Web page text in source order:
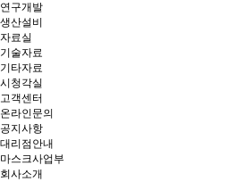
연구개발
생산설비
자료실
기술자료
기타자료
시청각실
고객센터
온라인문의
공지사항
대리점안내
마스크사업부
회사소개